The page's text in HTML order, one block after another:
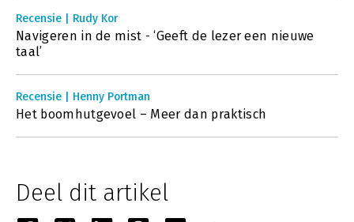
Recensie | Rudy Kor
Navigeren in de mist - ‘Geeft de lezer een nieuwe
taal’
Recensie | Henny Portman
Het boomhutgevoel – Meer dan praktisch
Deel dit artikel